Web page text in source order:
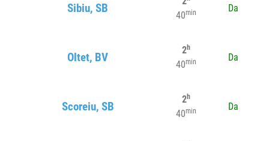
Sibiu, SB
40min Da
Oltet, BV
2h
40min Da
Scoreiu, SB
2h
40min Da